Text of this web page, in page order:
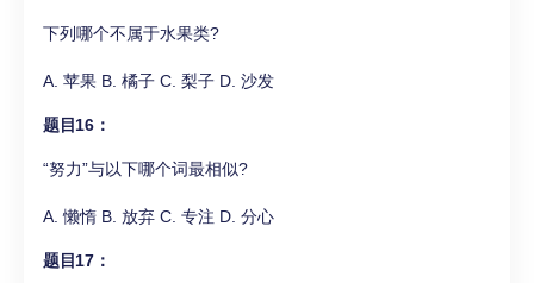
下列哪个不属于水果类?
A. 苹果 B. 橘子 C. 梨子 D. 沙发
题目16：
“努力”与以下哪个词最相似?
A. 懒惰 B. 放弃 C. 专注 D. 分心
题目17：